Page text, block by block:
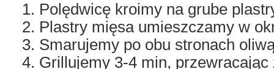
Polędwicę kroimy na grube
Plastry mięsa umieszczamy w
Smarujemy po obu stronach
Grillujemy 3-4 min, przewracając